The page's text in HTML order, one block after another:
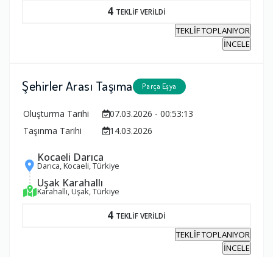
4 TEKLİF VERİLDİ
TEKLİF TOPLANIYOR
İNCELE
Şehirler Arası Taşıma Parça Eşya
Oluşturma Tarihi
07.03.2026 - 00:53:13
Taşınma Tarihi
14.03.2026
Kocaeli Darıca
Darıca, Kocaeli, Türkiye
Uşak Karahallı
Karahallı, Uşak, Türkiye
4 TEKLİF VERİLDİ
TEKLİF TOPLANIYOR
İNCELE